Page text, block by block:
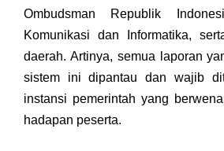
Ombudsman Republik
Komunikasi dan Informatika,
daerah. Artinya, semua laporan
sistem ini dipantau dan wajib
instansi pemerintah yang
hadapan peserta.